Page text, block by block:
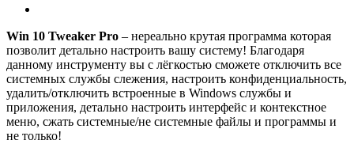
Win 10 Tweaker Pro – нереально крутая программа которая
позволит детально настроить вашу систему! Благодаря
данному инструменту вы с лёгкостью сможете отключить все
системных службы слежения, настроить конфиденциальность,
удалить/отключить встроенные в Windows службы и
приложения, детально настроить интерфейс и контекстное
меню, сжать системные/не системные файлы и программы и
не только!